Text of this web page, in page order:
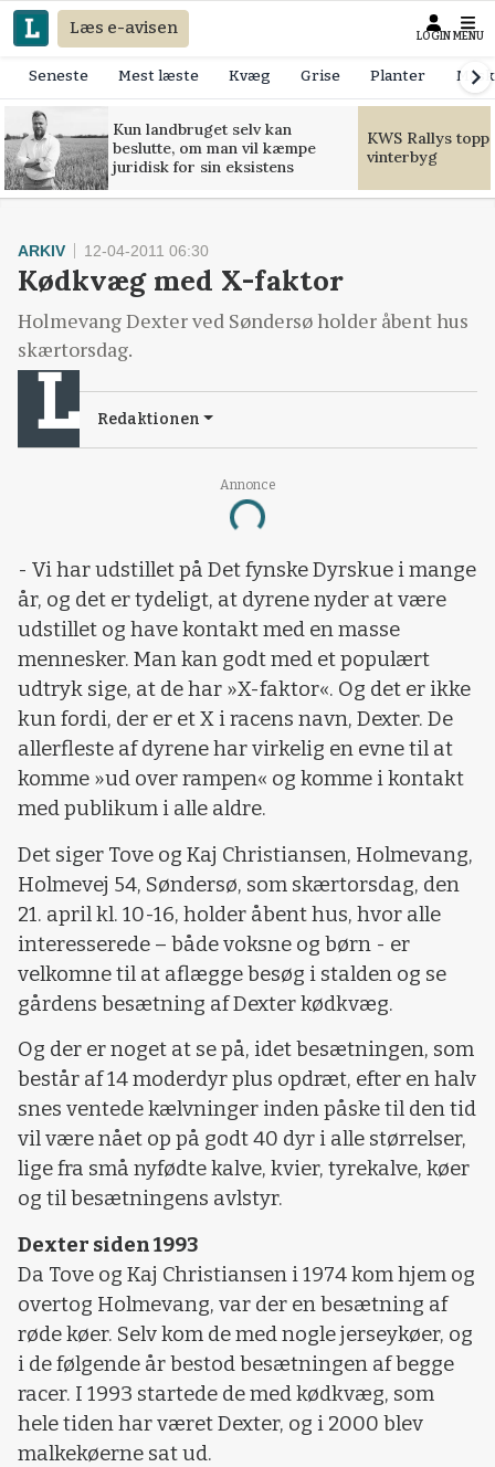
Læs e-avisen LOGIN MENU
Seneste Mest læste Kvæg Grise Planter
Kun landbruget selv kan
beslutte, om man vil kæmpe
juridisk for sin eksistens
KWS Rallys
vinterbyg
Annonce
Loading...
ARKIV 12-04-2011 06:30
Kødkvæg med X-faktor
Holmevang Dexter ved Søndersø holder åbent hus
skærtorsdag.
Redaktionen
- Vi har udstillet på Det fynske Dyrskue i mange
år, og det er tydeligt, at dyrene nyder at være
udstillet og have kontakt med en masse
mennesker. Man kan godt med et populært
udtryk sige, at de har »X-faktor«. Og det er ikke
kun fordi, der er et X i racens navn, Dexter. De
allerfleste af dyrene har virkelig en evne til at
komme »ud over rampen« og komme i kontakt
med publikum i alle aldre.
Det siger Tove og Kaj Christiansen, Holmevang,
Holmevej 54, Søndersø, som skærtorsdag, den
21. april kl. 10-16, holder åbent hus, hvor alle
interesserede – både voksne og børn - er
velkomne til at aflægge besøg i stalden og se
gårdens besætning af Dexter kødkvæg.
Og der er noget at se på, idet besætningen, som
består af 14 moderdyr plus opdræt, efter en halv
snes ventede kælvninger inden påske til den tid
vil være nået op på godt 40 dyr i alle størrelser,
lige fra små nyfødte kalve, kvier, tyrekalve, køer
og til besætningens avlstyr.
Dexter siden 1993
Da Tove og Kaj Christiansen i 1974 kom hjem og
overtog Holmevang, var der en besætning af
røde køer. Selv kom de med nogle jerseykøer, og
i de følgende år bestod besætningen af begge
racer. I 1993 startede de med kødkvæg, som
hele tiden har været Dexter, og i 2000 blev
malkekøerne sat ud.